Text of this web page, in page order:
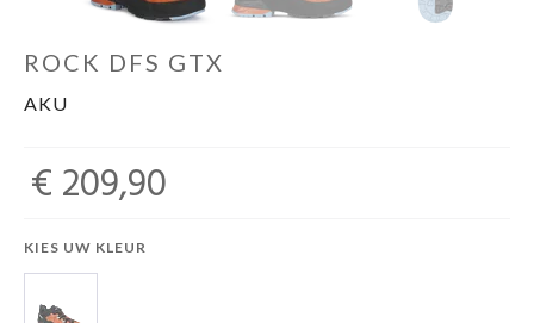
ROCK DFS GTX
AKU
€ 209,90
KIES UW KLEUR